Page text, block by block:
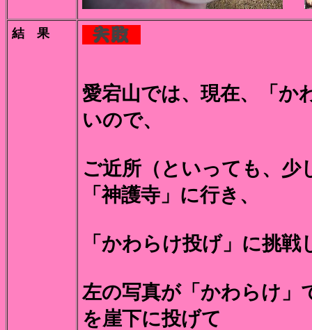
結 果
愛宕山では、現在、「か
いので、
ご近所（といっても、
「神護寺」に行き、
「かわらけ投げ」に挑戦
左の写真が「かわらけ」
を崖下に投げて